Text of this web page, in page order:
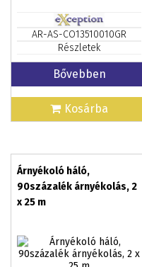
AR-AS-CO13510010GR
Részletek
Bővebben
Kosárba
Árnyékoló háló,
90százalék árnyékolás, 2
x 25 m